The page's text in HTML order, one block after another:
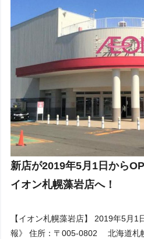
新店が2019年5月1日から
イオン札幌藻岩店へ！
【イオン札幌藻岩店】 2019年5月
報》 住所：〒005-0802 北海道札